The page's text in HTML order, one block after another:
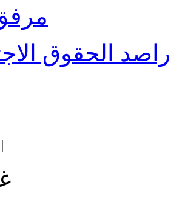
راصد الحقوق